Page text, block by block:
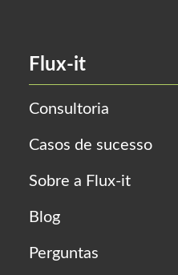
Flux-it
Consultoria
Casos de sucesso
Sobre a Flux-it
Blog
Perguntas